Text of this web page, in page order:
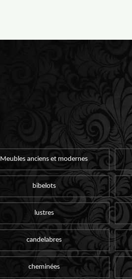
Meubles anciens et modernes
bibelots
lustres
candelabres
cheminées